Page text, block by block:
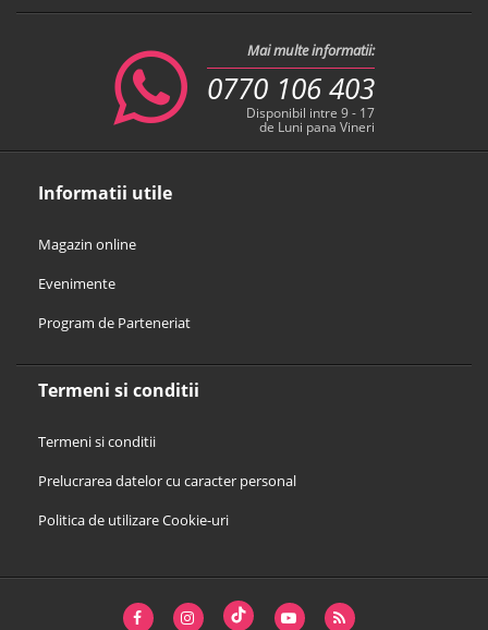
Informatii utile
Magazin online
Evenimente
Program de Parteneriat
Termeni si conditii
Termeni si conditii
Prelucrarea datelor cu caracter personal
Politica de utilizare Cookie-uri
Mai multe informatii:
0770 106 403
Disponibil intre 9 - 17
de Luni pana Vineri